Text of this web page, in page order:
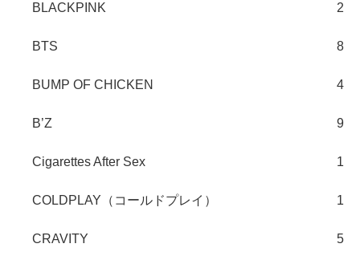
BLACKPINK 2
BTS 8
BUMP OF CHICKEN 4
B’Z 9
Cigarettes After Sex 1
COLDPLAY（コールドプレイ） 1
CRAVITY 5